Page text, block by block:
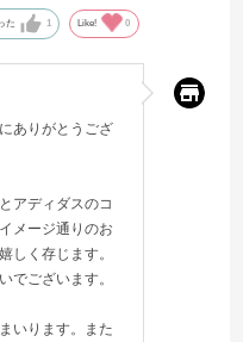
た 1 Like! 0
ありがとうござ
アディダスのコ
メージ通りのお
しく存じます。
でございます。
いります。また